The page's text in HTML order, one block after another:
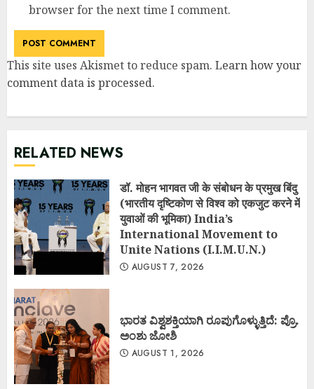
browser for the next time I comment.
This site uses Akismet to reduce spam. Learn how your
comment data is processed.
RELATED NEWS
डॉ. मोहन भागवत जी के संबोधन के प्रमुख बिंदु
(भारतीय दृष्टिकोण से विश्व को एकजुट करने में
युवाओं की भूमिका) India’s
International Movement to
Unite Nations (I.I.M.U.N.)
AUGUST 7, 2026
ಭಾರತ ವಿಶ್ವಶಕ್ತಿಯಾಗಿ ರೂಪುಗೊಳ್ಳುತ್ತಿದೆ: ಪ್ರೊ.
ಅಂಶು ಜೋಶಿ
AUGUST 1, 2026